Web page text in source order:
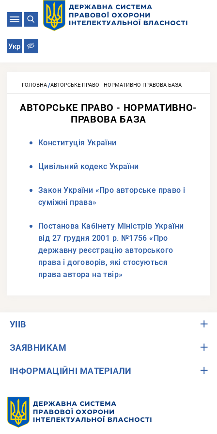
Укр
ГОЛОВНА АВТОРСЬКЕ ПРАВО - НОРМАТИВНО-ПРАВОВА БАЗА
АВТОРСЬКЕ ПРАВО - НОРМАТИВНО-
ПРАВОВА БАЗА
Конституція України
Цивільний кодекс України
Закон України «Про авторське право і
суміжні права»
Постанова Кабінету Міністрів України
від 27 грудня 2001 р. №1756 «Про
державну реєстрацію авторського
права і договорів, які стосуються
права автора на твір»
УІІВ
ЗАЯВНИКАМ
ІНФОРМАЦІЙНІ МАТЕРІАЛИ